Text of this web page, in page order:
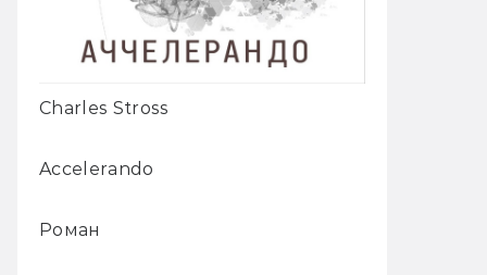
Charles Stross
Accelerando
Роман